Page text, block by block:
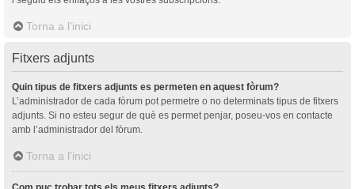
Torna a l’inici
Fitxers adjunts
Quin tipus de fitxers adjunts es permeten en aquest fòrum?
L’administrador de cada fòrum pot permetre o no determinats tipus de fitxers
adjunts. Si no esteu segur de què es permet penjar, poseu-vos en contacte
amb l’administrador del fòrum.
Torna a l’inici